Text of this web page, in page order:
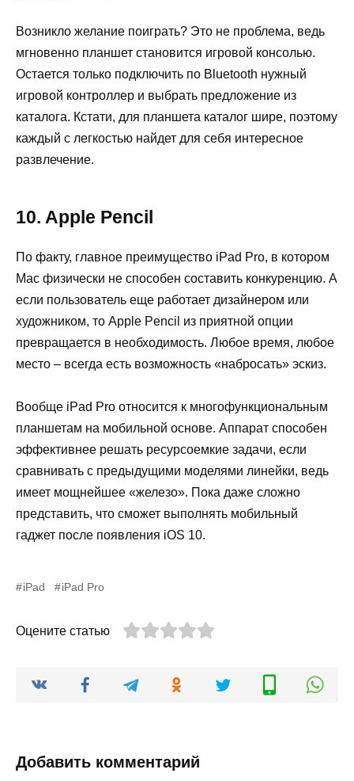
Возникло желание поиграть? Это не проблема, ведь
мгновенно планшет становится игровой консолью.
Остается только подключить по Bluetooth нужный
игровой контроллер и выбрать предложение из
каталога. Кстати, для планшета каталог шире, поэтому
каждый с легкостью найдет для себя интересное
развлечение.
10. Apple Pencil
По факту, главное преимущество iPad Pro, в котором
Mac физически не способен составить конкуренцию. А
если пользователь еще работает дизайнером или
художником, то Apple Pencil из приятной опции
превращается в необходимость. Любое время, любое
место – всегда есть возможность «набросать» эскиз.
Вообще iPad Pro относится к многофункциональным
планшетам на мобильной основе. Аппарат способен
эффективнее решать ресурсоемкие задачи, если
сравнивать с предыдущими моделями линейки, ведь
имеет мощнейшее «железо». Пока даже сложно
представить, что сможет выполнять мобильный
гаджет после появления iOS 10.
iPad iPad Pro
Оцените статью
Добавить комментарий